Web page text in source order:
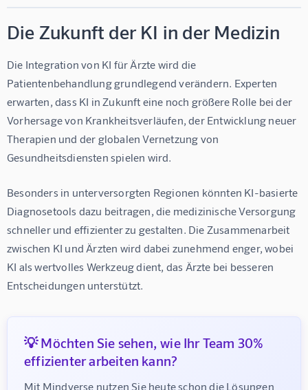
Die Zukunft der KI in der Medizin
Die Integration von KI für Ärzte wird die
Patientenbehandlung grundlegend verändern. Experten
erwarten, dass KI in Zukunft eine noch größere Rolle bei der
Vorhersage von Krankheitsverläufen, der Entwicklung neuer
Therapien und der globalen Vernetzung von
Gesundheitsdiensten spielen wird.
Besonders in unterversorgten Regionen könnten KI-basierte
Diagnosetools dazu beitragen, die medizinische Versorgung
schneller und effizienter zu gestalten. Die Zusammenarbeit
zwischen KI und Ärzten wird dabei zunehmend enger, wobei
KI als wertvolles Werkzeug dient, das Ärzte bei besseren
Entscheidungen unterstützt.
💡 Möchten Sie sehen, wie Ihr Team 30%
effizienter arbeiten kann?
Mit Mindverse nutzen Sie heute schon die Lösungen